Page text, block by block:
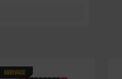
ARRIVAGE